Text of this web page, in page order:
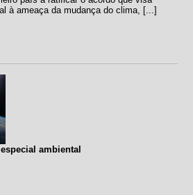
à ameaça da mudança do clima, [...]
ambiental